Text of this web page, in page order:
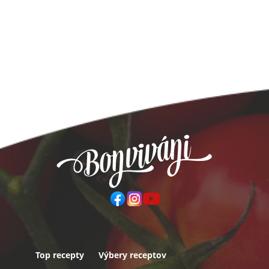
Top recepty Výbery receptov